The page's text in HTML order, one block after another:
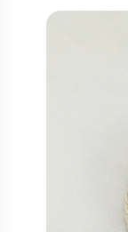
Árboles
Batas
para niña